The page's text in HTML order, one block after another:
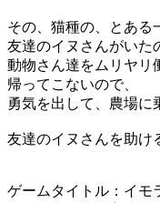
その、猫種の、とある
友達のイヌさんがいた
動物さん達をムリヤリ
帰ってこないので、
勇気を出して、農場に
友達のイヌさんを助け
ゲームタイトル：イモ